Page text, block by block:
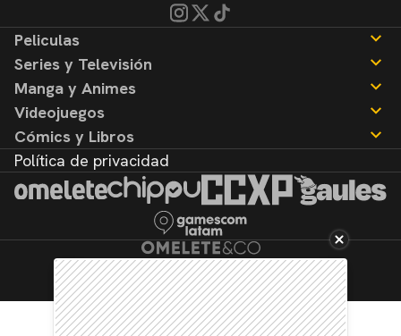
Peliculas
Noticias
Reseñas
Series y Televisión
Noticias
Reseñas
Manga y Animes
Noticias
Reseñas
Videojuegos
Noticias
Reseñas
Cómics y Libros
Noticias
Reseñas
Política de privacidad
©2026. Todos los derechos reservados.